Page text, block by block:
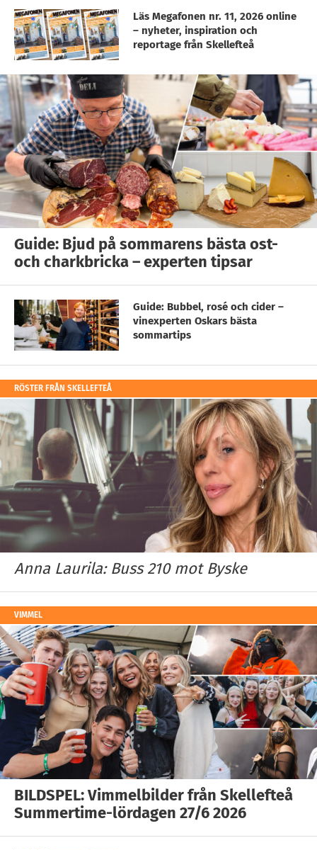
Läs Megafonen nr. 11, 2026 online
– nyheter, inspiration och
reportage från Skellefteå
Guide: Bjud på sommarens bästa ost-
och charkbricka – experten tipsar
Guide: Bubbel, rosé och cider –
vinexperten Oskars bästa
sommartips
RÖSTER FRÅN SKELLEFTEÅ
Anna Laurila: Buss 210 mot Byske
VIMMEL
BILDSPEL: Vimmelbilder från Skellefteå
Summertime-lördagen 27/6 2026